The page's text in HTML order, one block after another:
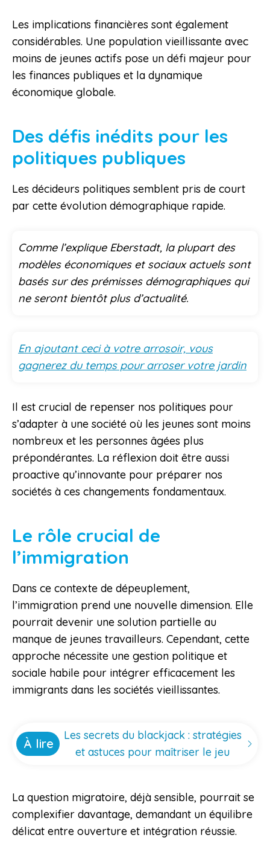
Les implications financières sont également
considérables. Une population vieillissante avec
moins de jeunes actifs pose un défi majeur pour
les finances publiques et la dynamique
économique globale.
Des défis inédits pour les
politiques publiques
Les décideurs politiques semblent pris de court
par cette évolution démographique rapide.
Comme l’explique Eberstadt, la plupart des
modèles économiques et sociaux actuels sont
basés sur des prémisses démographiques qui
ne seront bientôt plus d’actualité.
En ajoutant ceci à votre arrosoir, vous
gagnerez du temps pour arroser votre jardin
Il est crucial de repenser nos politiques pour
s’adapter à une société où les jeunes sont moins
nombreux et les personnes âgées plus
prépondérantes. La réflexion doit être aussi
proactive qu’innovante pour préparer nos
sociétés à ces changements fondamentaux.
Le rôle crucial de
l’immigration
Dans ce contexte de dépeuplement,
l’immigration prend une nouvelle dimension. Elle
pourrait devenir une solution partielle au
manque de jeunes travailleurs. Cependant, cette
approche nécessite une gestion politique et
sociale habile pour intégrer efficacement les
immigrants dans les sociétés vieillissantes.
À lire
Les secrets du blackjack : stratégies
et astuces pour maîtriser le jeu
La question migratoire, déjà sensible, pourrait se
complexifier davantage, demandant un équilibre
délicat entre ouverture et intégration réussie.